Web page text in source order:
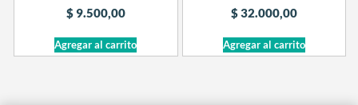
$9.500,00
Agregar al carrito
$32.000,00
Agregar al carrito